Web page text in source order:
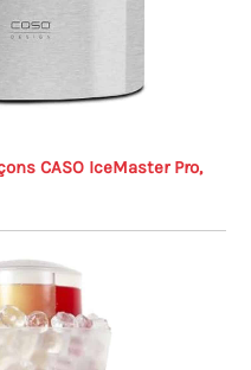
CASO IceMaster Pro,